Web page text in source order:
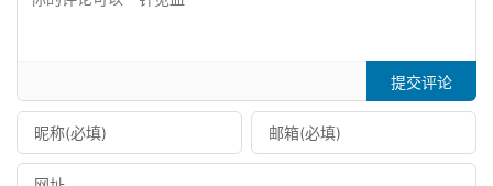
提交评论